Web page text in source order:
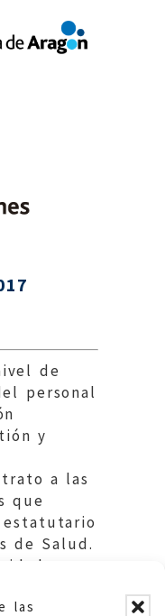
las
de
personal
y
a las
que
de Salud.